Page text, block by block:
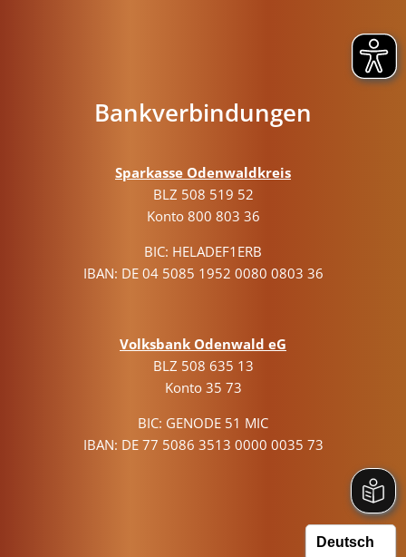
Bankverbindungen
Sparkasse Odenwaldkreis
BLZ 508 519 52
Konto 800 803 36
BIC: HELADEF1ERB
IBAN: DE 04 5085 1952 0080 0803 36
Volksbank Odenwald eG
BLZ 508 635 13
Konto 35 73
BIC: GENODE 51 MIC
IBAN: DE 77 5086 3513 0000 0035 73